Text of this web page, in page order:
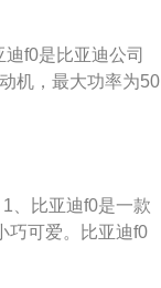
础上根据中国消
格栅，内部为黑
积较大，竖向尾
起形成一个X形的
族设计风味，保
为简洁，同样以
多为硬质塑料。除
为一个圆形速度
均配备了一键启
f0是比亚迪公司
机，最大功率为50
矩转速为每分钟
、一体式掀背行
，内饰更是时尚
、比亚迪f0是一款
巧可爱。比亚迪f0
功率为50kw，最